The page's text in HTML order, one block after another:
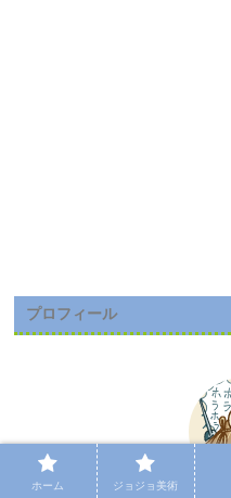
プロフィール
ホーム ジョジョ美術